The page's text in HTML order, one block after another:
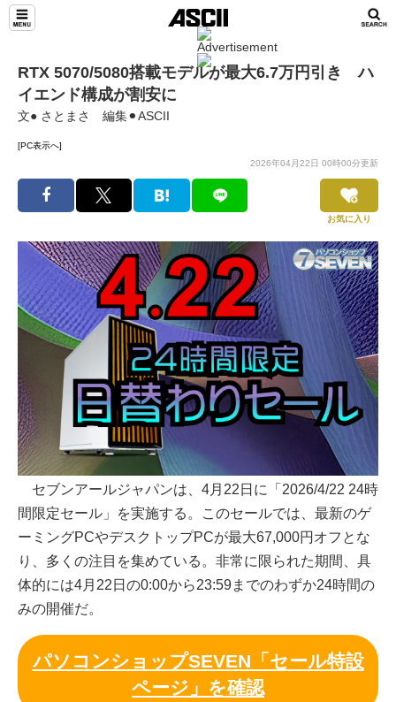
RTX 5070/5080搭載モデルが最大6.7万円引き ハ
イエンド構成が割安に
文● さとまさ 編集⚫︎ASCII
[PC表示へ]
2026年04月22日 00時00分更新
お気に入り
セブンアールジャパンは、4月22日に「2026/4/22 24時
間限定セール」を実施する。このセールでは、最新のゲ
ーミングPCやデスクトップPCが最大67,000円オフとな
り、多くの注目を集めている。非常に限られた期間、具
体的には4月22日の0:00から23:59までのわずか24時間の
みの開催だ。
パソコンショップSEVEN「セール特設
ページ」を確認